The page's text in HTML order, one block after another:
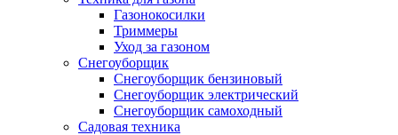
Газонокосилки
Триммеры
Уход за газоном
Снегоуборщик
Снегоуборщик бензиновый
Снегоуборщик электрический
Снегоуборщик самоходный
Садовая техника